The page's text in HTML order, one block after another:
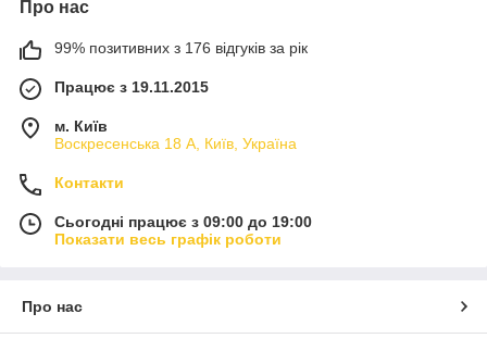
Про нас
99% позитивних з 176 відгуків за рік
Працює з 19.11.2015
м. Київ
Воскресенська 18 А, Київ, Україна
Контакти
Сьогодні працює з 09:00 до 19:00
Показати весь графік роботи
Про нас